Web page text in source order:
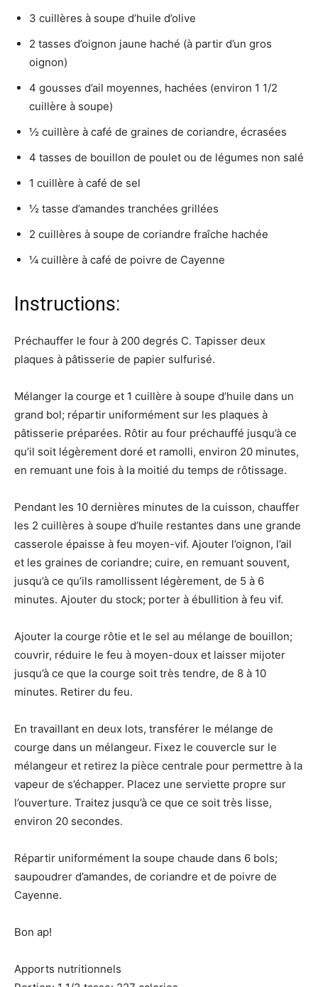
3 cuillères à soupe d’huile d’olive
2 tasses d’oignon jaune haché (à partir d’un gros
oignon)
4 gousses d’ail moyennes, hachées (environ 1 1/2
cuillère à soupe)
½ cuillère à café de graines de coriandre, écrasées
4 tasses de bouillon de poulet ou de légumes non salé
1 cuillère à café de sel
½ tasse d’amandes tranchées grillées
2 cuillères à soupe de coriandre fraîche hachée
¼ cuillère à café de poivre de Cayenne
Instructions:
Préchauffer le four à 200 degrés C. Tapisser deux
plaques à pâtisserie de papier sulfurisé.
Mélanger la courge et 1 cuillère à soupe d’huile dans un
grand bol; répartir uniformément sur les plaques à
pâtisserie préparées. Rôtir au four préchauffé jusqu’à ce
qu’il soit légèrement doré et ramolli, environ 20 minutes,
en remuant une fois à la moitié du temps de rôtissage.
Pendant les 10 dernières minutes de la cuisson, chauffer
les 2 cuillères à soupe d’huile restantes dans une grande
casserole épaisse à feu moyen-vif. Ajouter l’oignon, l’ail
et les graines de coriandre; cuire, en remuant souvent,
jusqu’à ce qu’ils ramollissent légèrement, de 5 à 6
minutes. Ajouter du stock; porter à ébullition à feu vif.
Ajouter la courge rôtie et le sel au mélange de bouillon;
couvrir, réduire le feu à moyen-doux et laisser mijoter
jusqu’à ce que la courge soit très tendre, de 8 à 10
minutes. Retirer du feu.
En travaillant en deux lots, transférer le mélange de
courge dans un mélangeur. Fixez le couvercle sur le
mélangeur et retirez la pièce centrale pour permettre à la
vapeur de s’échapper. Placez une serviette propre sur
l’ouverture. Traitez jusqu’à ce que ce soit très lisse,
environ 20 secondes.
Répartir uniformément la soupe chaude dans 6 bols;
saupoudrer d’amandes, de coriandre et de poivre de
Cayenne.
Bon ap!
Apports nutritionnels